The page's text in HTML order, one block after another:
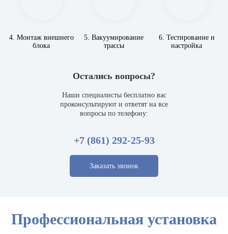
4. Монтаж внешнего
блока
5. Вакуумирование
трассы
6. Тестирование и
настройка
Остались вопросы?
Наши специалисты бесплатно вас
проконсультируют и ответят на все
вопросы по телефону:
+7 (861) 292-25-93
Заказать звонок
Профессиональная установка